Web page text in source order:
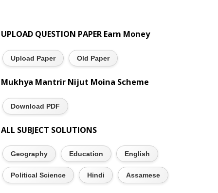
UPLOAD QUESTION PAPER Earn Money
Upload Paper Old Paper
Mukhya Mantrir Nijut Moina Scheme
Download PDF
ALL SUBJECT SOLUTIONS
Geography Education English
Political Science Hindi Assamese